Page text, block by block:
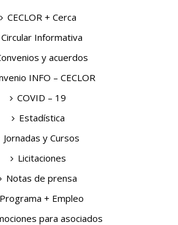
CECLOR + Cerca
Circular Informativa
y acuerdos
INFO – CECLOR
COVID – 19
Estadística
Jornadas y Cursos
Licitaciones
Notas de prensa
Programa + Empleo
para asociados